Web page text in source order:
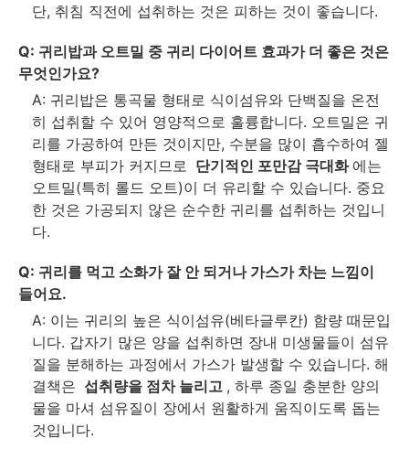
단, 취침 직전에 섭취하는 것은 피하는 것이 좋습니다.
Q: 귀리밥과 오트밀 중 귀리 다이어트 효과가 더 좋은 것은
무엇인가요?
A: 귀리밥은 통곡물 형태로 식이섬유와 단백질을 온전
히 섭취할 수 있어 영양적으로 훌륭합니다. 오트밀은 귀
리를 가공하여 만든 것이지만, 수분을 많이 흡수하여 젤
형태로 부피가 커지므로 단기적인 포만감 극대화 에는
오트밀(특히 롤드 오트)이 더 유리할 수 있습니다. 중요
한 것은 가공되지 않은 순수한 귀리를 섭취하는 것입니
다.
Q: 귀리를 먹고 소화가 잘 안 되거나 가스가 차는 느낌이
들어요.
A: 이는 귀리의 높은 식이섬유(베타글루칸) 함량 때문입
니다. 갑자기 많은 양을 섭취하면 장내 미생물들이 섬유
질을 분해하는 과정에서 가스가 발생할 수 있습니다. 해
결책은 섭취량을 점차 늘리고 , 하루 종일 충분한 양의
물을 마셔 섬유질이 장에서 원활하게 움직이도록 돕는
것입니다.